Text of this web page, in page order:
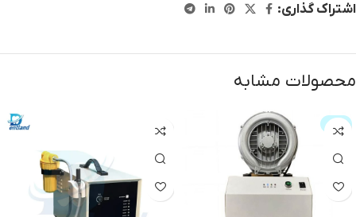
اشتراک گذاری:
محصولات مشابه
حراج